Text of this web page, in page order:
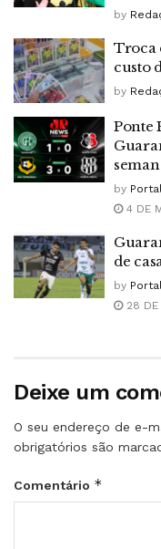
by
Troca
custo
by
Ponte
by
4 DE
de
by
28 DE
Deixe um
O seu endereço de e-
obrigatórios são
Comentário *